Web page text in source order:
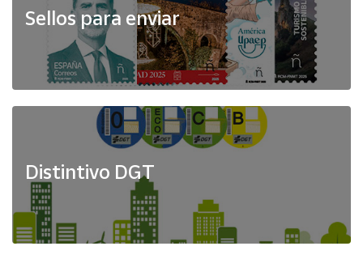
Sellos para enviar
Distintivo DGT